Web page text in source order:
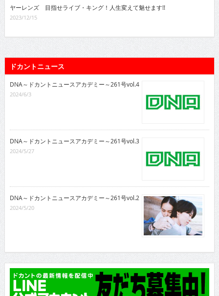
ヤーレンズ 目指せライブ・キング！人生変えて魅せます!!
2023/12/15
ドカントニュース
DNA～ドカントニュースアカデミー～261号vol.4
2024/6/3
DNA～ドカントニュースアカデミー～261号vol.3
2024/5/27
DNA～ドカントニュースアカデミー～261号vol.2
2024/5/20